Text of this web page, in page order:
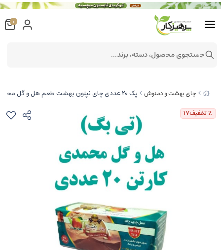
چای بهشت و دمنوش پک 20 عددی چای نپتون بهشت طعم هل و گل محمدی تی بگ 25 عددی دمنوش میوه ای بهشت
٪ تخفیف17
0
جستجوی محصول، دسته، برند...